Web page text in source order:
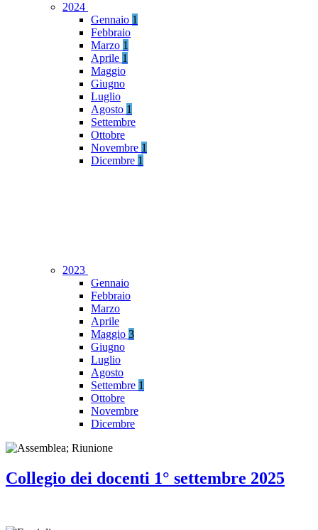
2024
Gennaio 1
Febbraio
Marzo 1
Aprile 1
Maggio
Giugno
Luglio
Agosto 1
Settembre
Ottobre
Novembre 1
Dicembre 1
2023
Gennaio
Febbraio
Marzo
Aprile
Maggio 3
Giugno
Luglio
Agosto
Settembre 1
Ottobre
Novembre
Dicembre
Collegio dei docenti 1° settembre 2025